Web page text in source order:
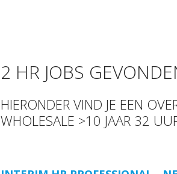
2 HR JOBS
HIERONDER VIND JE EEN
WHOLESALE >10 JAAR 32